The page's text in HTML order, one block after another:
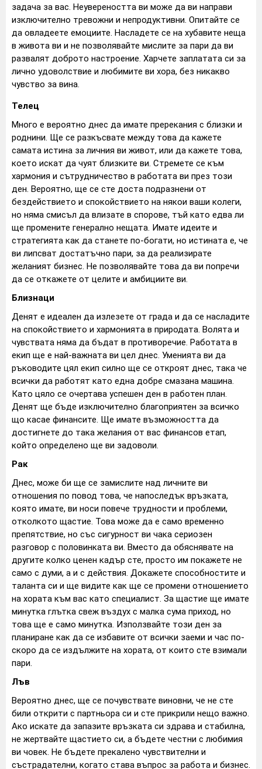
задача за вас. Неувереността ви може да ви направи
изключително тревожни и непродуктивни. Опитайте се
да овладеете емоциите. Насладете се на хубавите неща
в живота ви и не позволявайте мислите за пари да ви
развалят доброто настроение. Харчете заплатата си за
лично удоволствие и любимите ви хора, без никакво
чувство за вина.
Телец
Много е вероятно днес да имате пререкания с близки и
роднини. Ще се разкъсвате между това да кажете
самата истина за личния ви живот, или да кажете това,
което искат да чуят близките ви. Стремете се към
хармония и сътрудничество в работата ви през този
ден. Вероятно, ще се сте доста подразнени от
бездействието и спокойствието на някои ваши колеги,
но няма смисъл да влизате в спорове, тъй като едва ли
ще промените генерално нещата. Имате идеите и
стратегията как да станете по-богати, но истината е, че
ви липсват достатъчно пари, за да реализирате
желаният бизнес. Не позволявайте това да ви попречи
да се откажете от целите и амбициите ви.
Близнаци
Денят е идеален да излезете от града и да се насладите
на спокойствието и хармонията в природата. Волята и
чувствата няма да бъдат в противоречие. Работата в
екип ще е най-важната ви цел днес. Уменията ви да
ръководите цял екип силно ще се откроят днес, така че
всички да работят като една добре смазана машина.
Като цяло се очертава успешен ден в работен план.
Денят ще бъде изключително благоприятен за всичко
що касае финансите. Ще имате възможността да
достигнете до така желания от вас финансов етап,
който определено ще ви задоволи.
Рак
Днес, може би ще се замислите над личните ви
отношения по повод това, че напоследък връзката,
която имате, ви носи повече трудности и проблеми,
отколкото щастие. Това може да е само временно
препятствие, но със сигурност ви чака сериозен
разговор с половинката ви. Вместо да обяснявате на
другите колко ценен кадър сте, просто им покажете не
само с думи, а и с действия. Докажете способностите и
таланта си и ще видите как ще се промени отношението
на хората към вас като специалист. За щастие ще имате
минутка глътка свеж въздух с малка сума приход, но
това ще е само минутка. Използвайте този ден за
планиране как да се избавите от всички заеми и час по-
скоро да се издължите на хората, от които сте взимали
пари.
Лъв
Вероятно днес, ще се почувствате виновни, че не сте
били открити с партньора си и сте прикрили нещо важно.
Ако искате да запазите връзката си здрава и стабилна,
не жертвайте щастието си, а бъдете честни с любимия
ви човек. Не бъдете прекалено чувствителни и
състрадателни, когато става въпрос за работа и бизнес.